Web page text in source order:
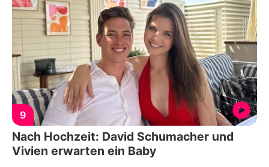
9
Nach Hochzeit: David Schumacher und
Vivien erwarten ein Baby